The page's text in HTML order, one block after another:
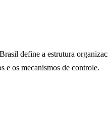
define a estrutura
e os mecanismos de controle.